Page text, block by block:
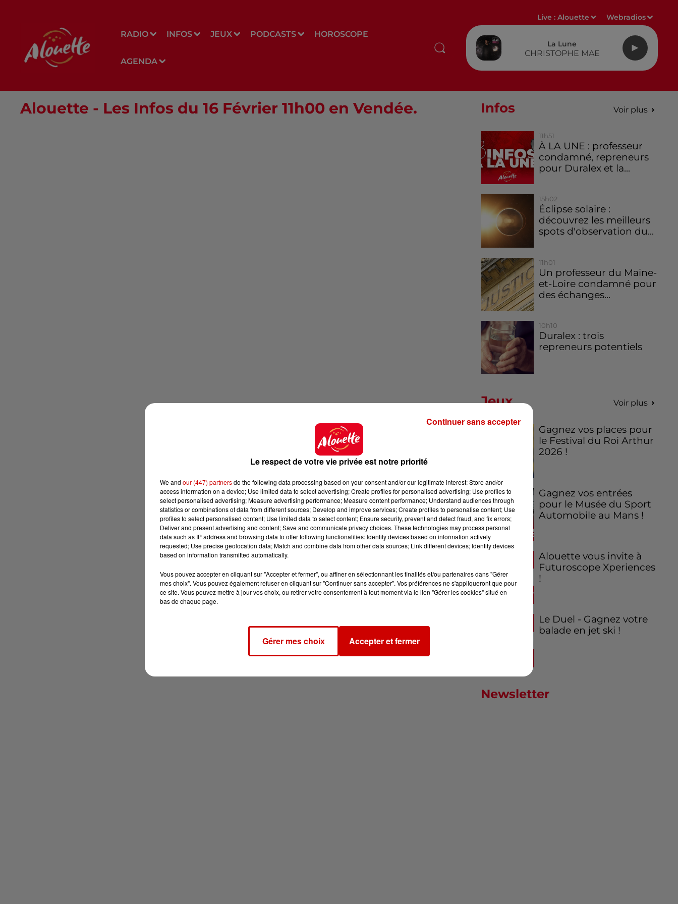
RADIO INFOS JEUX PODCASTS HOROSCOPE
AGENDA
Live :Alouette Webradios
La Lune
CHRISTOPHE MAE
Alouette - Les Infos du 16 Février 11h00 en Vendée. Infos Voir plus
11h51
À LA UNE : professeur
condamné, repreneurs
pour Duralex et la...
15h02
Éclipse solaire :
découvrez les meilleurs
spots d'observation du...
11h01
Un professeur du Maine-
et-Loire condamné pour
des échanges...
10h10
Duralex : trois
repreneurs potentiels
Jeux Voir plus
Gagnez vos places pour
le Festival du Roi Arthur
2026 !
Gagnez vos entrées
pour le Musée du Sport
Automobile au Mans !
Alouette vous invite à
Futuroscope Xperiences
!
Le Duel - Gagnez votre
balade en jet ski !
Newsletter
Le respect de votre vie privée est notre priorité
We and our (447) partnersdo the following data processing based on your consent and/or our legitimate interest: Store and/or
access information on a device; Use limited data to select advertising; Create profiles for personalised advertising; Use profiles to
select personalised advertising; Measure advertising performance; Measure content performance; Understand audiences through
statistics or combinations of data from different sources; Develop and improve services; Create profiles to personalise content; Use
profiles to select personalised content; Use limited data to select content; Ensure security, prevent and detect fraud, and fix errors;
Deliver and present advertising and content; Save and communicate privacy choices. These technologies may process personal
data such as IP address and browsing data to offer following functionalities: Identify devices based on information actively
requested; Use precise geolocation data; Match and combine data from other data sources; Link different devices; Identify devices
based on information transmitted automatically.
Vous pouvez accepter en cliquant sur "Accepter et fermer", ou affiner en sélectionnant les finalités et/ou partenaires dans "Gérer
mes choix". Vous pouvez également refuser en cliquant sur "Continuer sans accepter". Vos préférences ne s'appliqueront que pour
ce site. Vous pouvez mettre à jour vos choix, ou retirer votre consentement à tout moment via le lien "Gérer les cookies" situé en
bas de chaque page.
Gérer mes choix Accepter et fermer
Continuer sans accepter